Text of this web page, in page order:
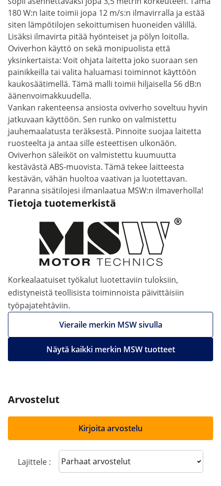
180 W:n laite toimii jopa 12 m/s:n ilmavirralla ja estää
siten lämpötilojen sekoittumisen huoneiden välillä.
Lisäksi ilmavirta pitää hyönteiset ja pölyn loitolla.
Oviverhon käyttö on sekä monipuolista että
yksinkertaista: Voit ohjata laitetta joko suoraan sen
painikkeilla tai valita haluamasi toiminnot käyttöön
kaukosäätimellä. Tämä malli toimii hiljaisella 56 dB:n
äänenvoimakkuudella.
Vankan rakenteensa ansiosta oviverho soveltuu hyvin
jatkuvaan käyttöön. Sen runko on valmistettu
jauhemaalatusta teräksestä. Pinnoite suojaa laitetta
ruosteelta ja antaa sille esteettisen ulkonäön.
Oviverhon säleiköt on valmistettu kuumuutta
kestävästä ABS-muovista. Tämä tekee laitteesta
kestävän, vähän huoltoa vaativan ja luotettavan.
Paranna sisätilojesi ilmanlaatua MSW:n ilmaverholla!
Tietoja tuotemerkistä
Korkealaatuiset työkalut luotettaviin tuloksiin,
edistyneistä teollisista toiminnoista päivittäisiin
työpajatehtäviin.
Vieraile merkin MSW sivulla
Näytä kaikki merkin MSW tuotteet
Arvostelut
Kirjoita arvostelu
Lajittele : Sort reviews